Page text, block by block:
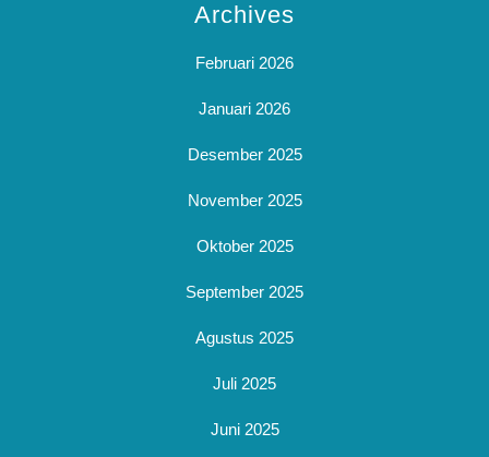
Archives
Februari 2026
Januari 2026
Desember 2025
November 2025
Oktober 2025
September 2025
Agustus 2025
Juli 2025
Juni 2025